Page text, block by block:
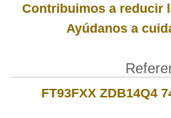
Contribuimos a reducir
Ayúdanos a
FT93FXX ZDB14Q4